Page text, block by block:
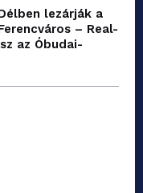
lezárják a
– Real-
az Óbudai-